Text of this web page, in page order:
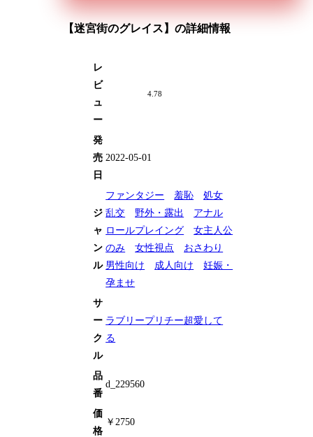
【迷宮街のグレイス】の詳細情報
レ
ビ
ュ
ー
4.78
発
売
日
2022-05-01
ジ
ャ
ン
ル
ファンタジー 羞恥
処女
乱交
野外・露出
アナル
ロールプレイング
女主人公
のみ
女性視点
おさわり
男性向け
成人向け
妊娠・
孕ませ
サ
ー
ク
ル
ラブリープリチー超愛して
る
品
番
d_229560
価
格
￥2750